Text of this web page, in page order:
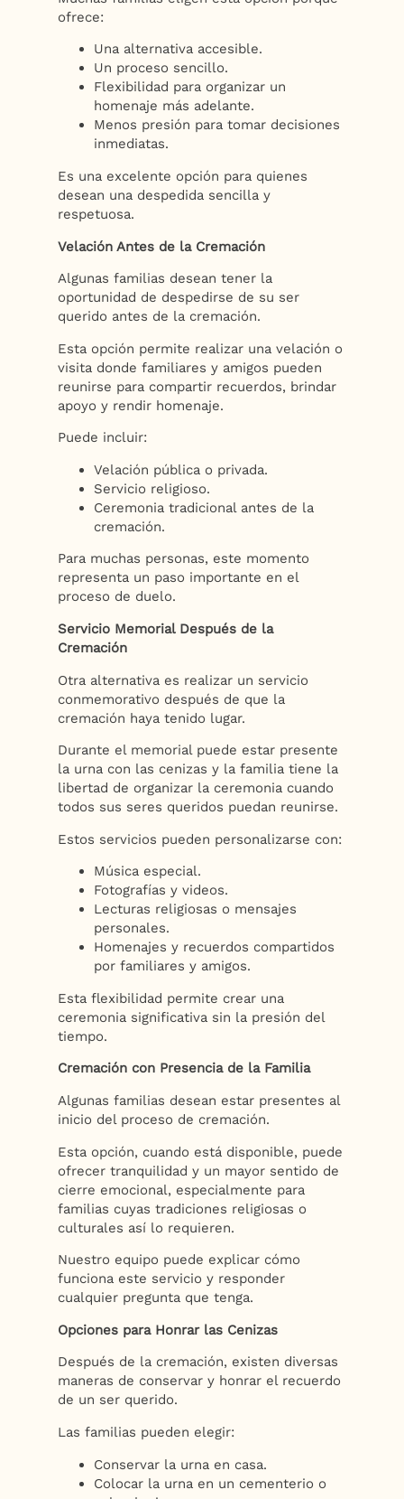
ofrece:
Una alternativa accesible.
Un proceso sencillo.
Flexibilidad para organizar un
homenaje más adelante.
Menos presión para tomar decisiones
inmediatas.
Es una excelente opción para quienes
desean una despedida sencilla y
respetuosa.
Velación Antes de la Cremación
Algunas familias desean tener la
oportunidad de despedirse de su ser
querido antes de la cremación.
Esta opción permite realizar una velación o
visita donde familiares y amigos pueden
reunirse para compartir recuerdos, brindar
apoyo y rendir homenaje.
Puede incluir:
Velación pública o privada.
Servicio religioso.
Ceremonia tradicional antes de la
cremación.
Para muchas personas, este momento
representa un paso importante en el
proceso de duelo.
Servicio Memorial Después de la
Cremación
Otra alternativa es realizar un servicio
conmemorativo después de que la
cremación haya tenido lugar.
Durante el memorial puede estar presente
la urna con las cenizas y la familia tiene la
libertad de organizar la ceremonia cuando
todos sus seres queridos puedan reunirse.
Estos servicios pueden personalizarse con:
Música especial.
Fotografías y videos.
Lecturas religiosas o mensajes
personales.
Homenajes y recuerdos compartidos
por familiares y amigos.
Esta flexibilidad permite crear una
ceremonia significativa sin la presión del
tiempo.
Cremación con Presencia de la Familia
Algunas familias desean estar presentes al
inicio del proceso de cremación.
Esta opción, cuando está disponible, puede
ofrecer tranquilidad y un mayor sentido de
cierre emocional, especialmente para
familias cuyas tradiciones religiosas o
culturales así lo requieren.
Nuestro equipo puede explicar cómo
funciona este servicio y responder
cualquier pregunta que tenga.
Opciones para Honrar las Cenizas
Después de la cremación, existen diversas
maneras de conservar y honrar el recuerdo
de un ser querido.
Las familias pueden elegir:
Conservar la urna en casa.
Colocar la urna en un cementerio o